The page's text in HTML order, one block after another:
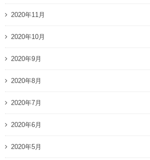
2020年11月
2020年10月
2020年9月
2020年8月
2020年7月
2020年6月
2020年5月